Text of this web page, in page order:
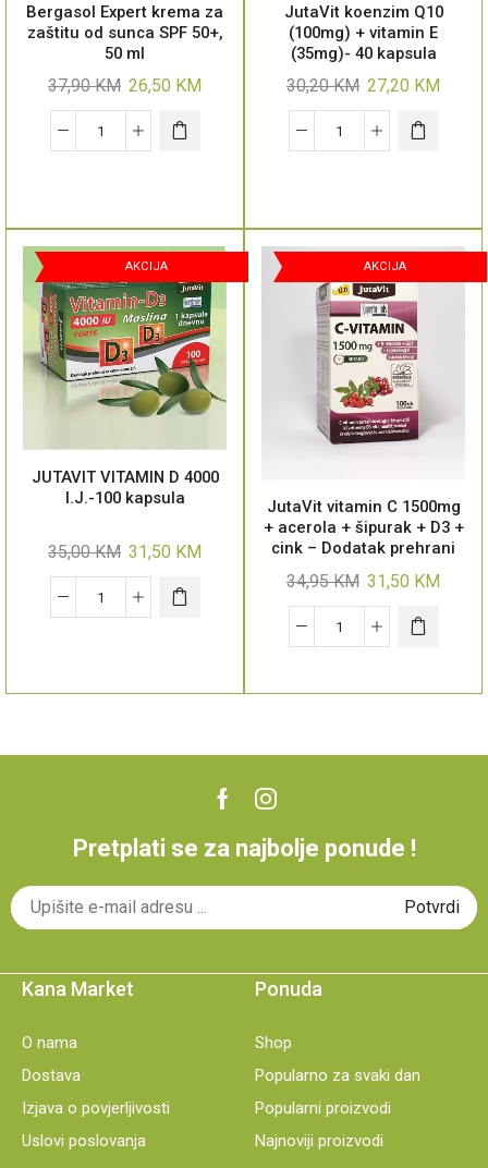
Bergasol Expert krema za
zaštitu od sunca SPF 50+,
50 ml
37,90KM 26,50 KM
JutaVit koenzim Q10
(100mg) + vitamin E
(35mg)- 40 kapsula
30,20KM 27,20 KM
AKCIJA
JUTAVIT VITAMIN D 4000
I.J.-100 kapsula
35,00KM 31,50 KM
AKCIJA
JutaVit vitamin C 1500mg
+ acerola + šipurak + D3 +
cink – Dodatak prehrani
34,95KM 31,50 KM
Pretplati se za najbolje ponude !
Kana Market
O nama
Dostava
Izjava o povjerljivosti
Uslovi poslovanja
Ponuda
Shop
Popularno za svaki dan
Popularni proizvodi
Najnoviji proizvodi